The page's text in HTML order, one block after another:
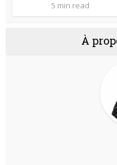
5 min read
À